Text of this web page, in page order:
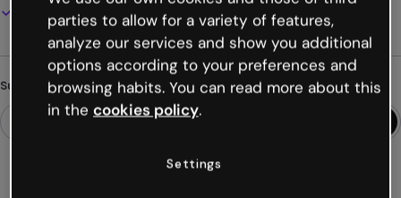
Als PDF, MP4 und andere Formate herunterladen
Suchst du etwas anderes?
parties to allow for a variety of features,
analyze our services and show you additional
options according to your preferences and
browsing habits. You can read more about this
in the cookies policy.
Settings